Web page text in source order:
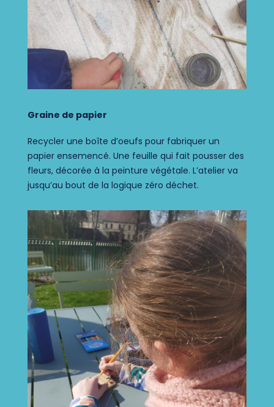
Graine de papier
Recycler une boîte d’oeufs pour fabriquer un
papier ensemencé. Une feuille qui fait pousser des
fleurs, décorée à la peinture végétale. L’atelier va
jusqu’au bout de la logique zéro déchet.